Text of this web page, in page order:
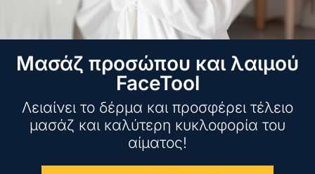
Μασάζ προσώπου και λαιμού
FaceTool
Λειαίνει το δέρμα και προσφέρει τέλειο
μασάζ και καλύτερη κυκλοφορία του
αίματος!